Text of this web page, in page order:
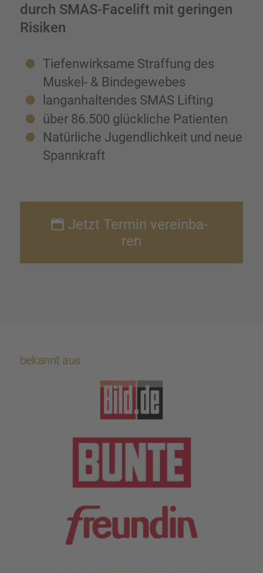
durch SMAS-Facelift mit gerin­gen
Risiken
Tiefen­wirk­same Straf­fung des
Muskel- & Binde­ge­we­bes
langan­hal­ten­des SMAS Lifting
über 86.500 glück­li­che Patien­ten
Natür­li­che Jugend­lich­keit und neue
Spann­kraft
Jetzt Termin verein­ba­
ren
bekannt aus